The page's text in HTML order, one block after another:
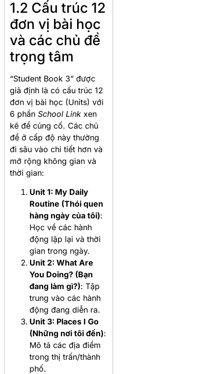
1.2 Cấu trúc 12
đơn vị bài học
và các chủ đề
trọng tâm
“Student Book 3” được
giả định là có cấu trúc 12
đơn vị bài học (Units) với
6 phần School Link xen
kẽ để củng cố. Các chủ
đề ở cấp độ này thường
đi sâu vào chi tiết hơn và
mở rộng không gian và
thời gian:
Unit 1: My Daily
Routine (Thói quen
hàng ngày của tôi):
Học về các hành
động lặp lại và thời
gian trong ngày.
Unit 2: What Are
You Doing? (Bạn
đang làm gì?): Tập
trung vào các hành
động đang diễn ra.
Unit 3: Places I Go
(Những nơi tôi đến):
Mô tả các địa điểm
trong thị trấn/thành
phố.